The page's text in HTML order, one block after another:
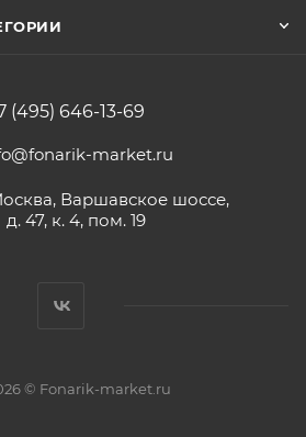
(495) 646-13-69
market.ru
Варшавское шоссе,
д. 47, к. 4, пом. 19
© Fonarik-market.ru